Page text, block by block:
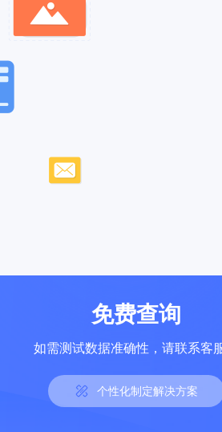
免费查询
如需测试数据准确性，请联系客
个性化制定解决方案